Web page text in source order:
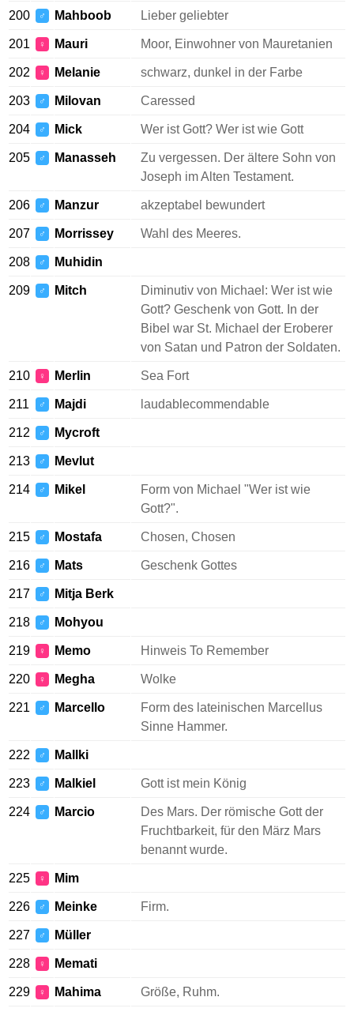
200 ♂ Mahboob Lieber geliebter
201 ♀ Mauri Moor, Einwohner von Mauretanien
202 ♀ Melanie schwarz, dunkel in der Farbe
203 ♂ Milovan Caressed
204 ♂ Mick Wer ist Gott? Wer ist wie Gott
205 ♂ Manasseh
Zu vergessen. Der ältere Sohn von
Joseph im Alten Testament.
206 ♂ Manzur akzeptabel bewundert
207 ♂ Morrissey Wahl des Meeres.
208 ♂ Muhidin
209 ♂ Mitch
Diminutiv von Michael: Wer ist wie
Gott? Geschenk von Gott. In der
Bibel war St. Michael der Eroberer
von Satan und Patron der Soldaten.
210 ♀ Merlin Sea Fort
211 ♂ Majdi laudablecommendable
212 ♂ Mycroft
213 ♂ Mevlut
214 ♂ Mikel
Form von Michael "Wer ist wie
Gott?".
215 ♂ Mostafa Chosen, Chosen
216 ♂ Mats Geschenk Gottes
217 ♂ Mitja Berk
218 ♂ Mohyou
219 ♀ Memo Hinweis To Remember
220 ♀ Megha Wolke
221 ♂ Marcello
Form des lateinischen Marcellus
Sinne Hammer.
222 ♂ Mallki
223 ♂ Malkiel Gott ist mein König
224 ♂ Marcio
Des Mars. Der römische Gott der
Fruchtbarkeit, für den März Mars
benannt wurde.
225 ♀ Mim
226 ♂ Meinke Firm.
227 ♂ Müller
228 ♀ Memati
229 ♀ Mahima Größe, Ruhm.